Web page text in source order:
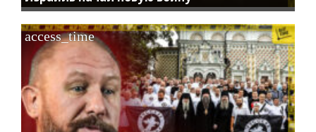
access_time